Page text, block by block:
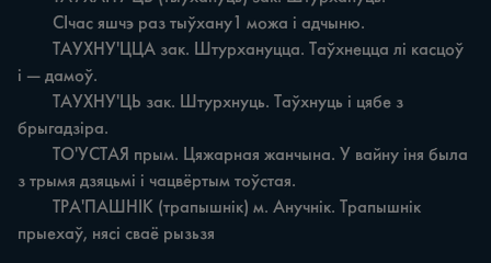
i — дамоў.
брыгадзіра.
з трымя дзяцьмі i чацвёртым тоўстая.
прыехаў, нясі сваё рызьзя